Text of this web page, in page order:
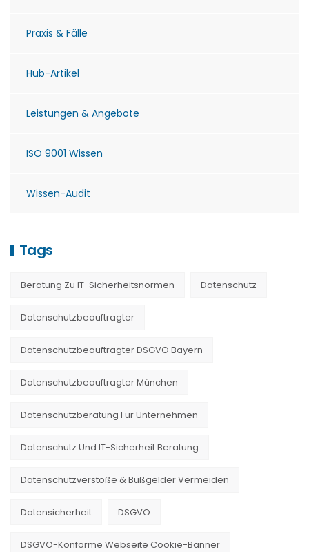
Praxis & Fälle
Hub-Artikel
Leistungen & Angebote
ISO 9001 Wissen
Wissen-Audit
Tags
Beratung Zu IT-Sicherheitsnormen Datenschutz
Datenschutzbeauftragter
Datenschutzbeauftragter DSGVO Bayern
Datenschutzbeauftragter München
Datenschutzberatung Für Unternehmen
Datenschutz Und IT-Sicherheit Beratung
Datenschutzverstöße & Bußgelder Vermeiden
Datensicherheit DSGVO
DSGVO-Konforme Webseite Cookie-Banner